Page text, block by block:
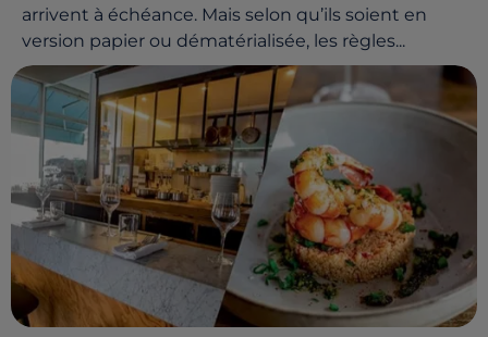
arrivent à échéance. Mais selon qu’ils soient en
version papier ou dématérialisée, les règles...